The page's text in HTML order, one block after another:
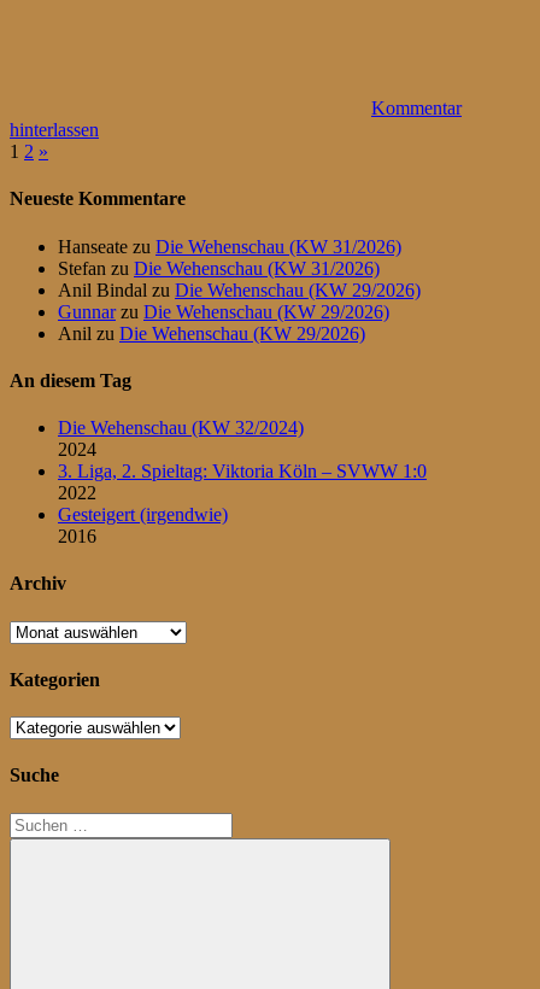
Kommentar
hinterlassen
Seitennummerierung
der
1 2 Nächste
»
Neueste Kommentare
Hanseate zu Die Wehenschau (KW 31/2026)
Stefan zu Die Wehenschau (KW 31/2026)
Anil Bindal zu Die Wehenschau (KW 29/2026)
Gunnarzu Die Wehenschau (KW 29/2026)
Anil zu Die Wehenschau (KW 29/2026)
An diesem Tag
Die Wehenschau (KW 32/2024)
2024
3. Liga, 2. Spieltag: Viktoria Köln – SVWW 1:0
2022
Gesteigert (irgendwie)
2016
Archiv
Archiv
Kategorien
Kategorien
Suche
Suchen
nach: